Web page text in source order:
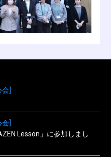
会]
会]
Lesson」に参加しまし